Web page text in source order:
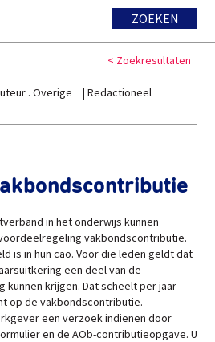
ZOEKEN
< Zoekresultaten
. Overige Redactioneel
in het onderwijs kunnen
vakbondscontributie.
is in hun cao. Voor die leden geldt dat
een deel van de
krijgen. Dat scheelt per jaar
op de vakbondscontributie.
een verzoek indienen door
en de AOb-contributieopgave. U